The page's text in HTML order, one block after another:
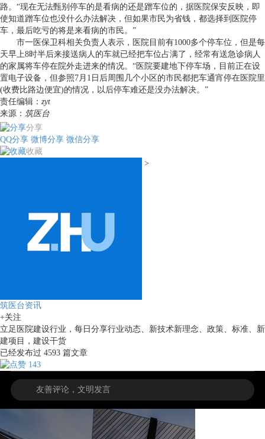
路。“现在无法甄别停车的是看病的还是蹭车位的，据医院保安反映，即
使知道蹭车位也没什么办法解决，但如果市民为省钱，都选择到医院停
车，最后吃亏的将是来看病的市民。”
市一医保卫科相关负责人表示，医院目前有1000多个停车位，但是每
天早上8时半后来接送病人的车就已经把车位占满了，经常有送急诊病人
的家属将车停在院外走进来的情况。“医院要建地下停车场，目前正在设
置电子设备，但参照7月1日后周围几个小区的市民都把车通宵停在医院里
(收费比路边便宜)的情况，以后停车难还是没办法解决。”
责任编辑： zyt
来源： 筑医台
分享
QQ分享 微博分享 微信分享
收藏
>
筑医台资讯
+关注
立足医院建设行业，每日分享行业动态、新技术新理念、政策、标准、新
建项目，建设干货
已经发布过 4593 篇文章
143